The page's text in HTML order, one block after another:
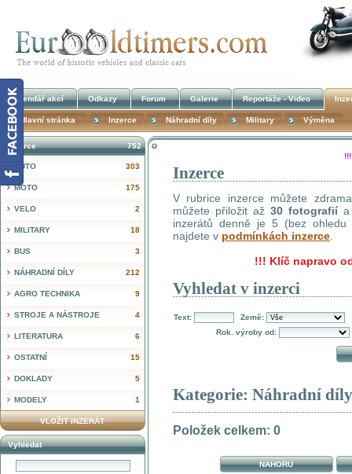
Inzerce
V rubrice inzerce můžete
můžete přiložit až 30 fotografiía
inzerátů denně je 5 (bez
najdete v podmínkách inzerce
!!! Klíč napravo
Vyhledat v inzerci
Text:
Země:
Rok. výroby od:
Kategorie: Náhradní
Položek celkem: 0
NAHORU
752
Inzerce
303
AUTO
175
MOTO
2
VELO
18
MILITARY
3
BUS
212
NÁHRADNÍ DÍLY
9
AGRO TECHNIKA
4
STROJE A NÁSTROJE
6
LITERATURA
15
OSTATNÍ
5
DOKLADY
1
MODELY
VLOŽIT INZERÁT
Vyhledat
Kalendář akcí Odkazy Forum Galerie Reportáže - Video
Hlavní stránka Inzerce Náhradní díly Military Výměna